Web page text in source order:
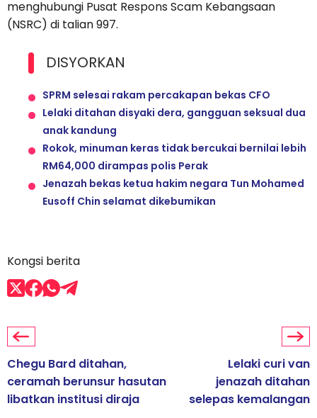
menghubungi Pusat Respons Scam Kebangsaan
(NSRC) di talian 997.
DISYORKAN
SPRM selesai rakam percakapan bekas CFO
Lelaki ditahan disyaki dera, gangguan seksual dua
anak kandung
Rokok, minuman keras tidak bercukai bernilai lebih
RM64,000 dirampas polis Perak
Jenazah bekas ketua hakim negara Tun Mohamed
Eusoff Chin selamat dikebumikan
Kongsi berita
Chegu Bard ditahan,
ceramah berunsur hasutan
libatkan institusi diraja
Lelaki curi van
jenazah ditahan
selepas kemalangan